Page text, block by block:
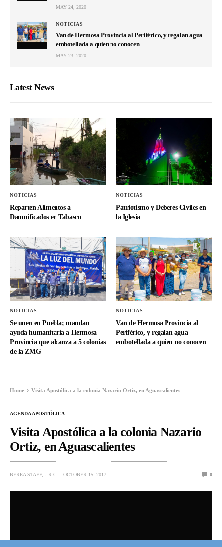
MAY 24, 2020
NOTICIAS
Van de Hermosa Provincia al Periférico, y regalan agua
embotellada a quien no conocen
MAY 23, 2020
Latest News
NOTICIAS
Reparten Alimentos a
Damnificados en Tabasco
NOTICIAS
Patriotismo y Deberes Civiles en
la Iglesia
NOTICIAS
Se unen en Puebla; mandan
ayuda humanitaria a Hermosa
Provincia que alcanza a 5 colonias
de la ZMG
NOTICIAS
Van de Hermosa Provincia al
Periférico, y regalan agua
embotellada a quien no conocen
Home Visita Apostólica a la colonia Nazario Ortiz, en Aguascalientes
AGENDA APOSTÓLICA
Visita Apostólica a la colonia Nazario
Ortiz, en Aguascalientes
BEREA STAFF, J.R.G. OCTOBER 15, 2017 0